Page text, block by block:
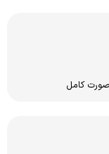
کامل